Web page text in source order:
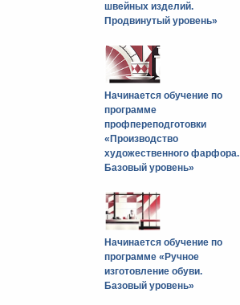
швейных изделий.
Продвинутый уровень»
Начинается обучение по
программе
профпереподготовки
«Производство
художественного фарфора.
Базовый уровень»
Начинается обучение по
программе «Ручное
изготовление обуви.
Базовый уровень»